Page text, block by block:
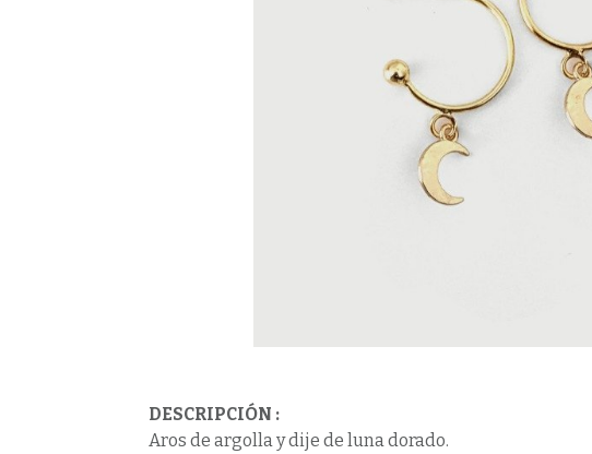
DESCRIPCIÓN :
Aros de argolla y dije de luna dorado.